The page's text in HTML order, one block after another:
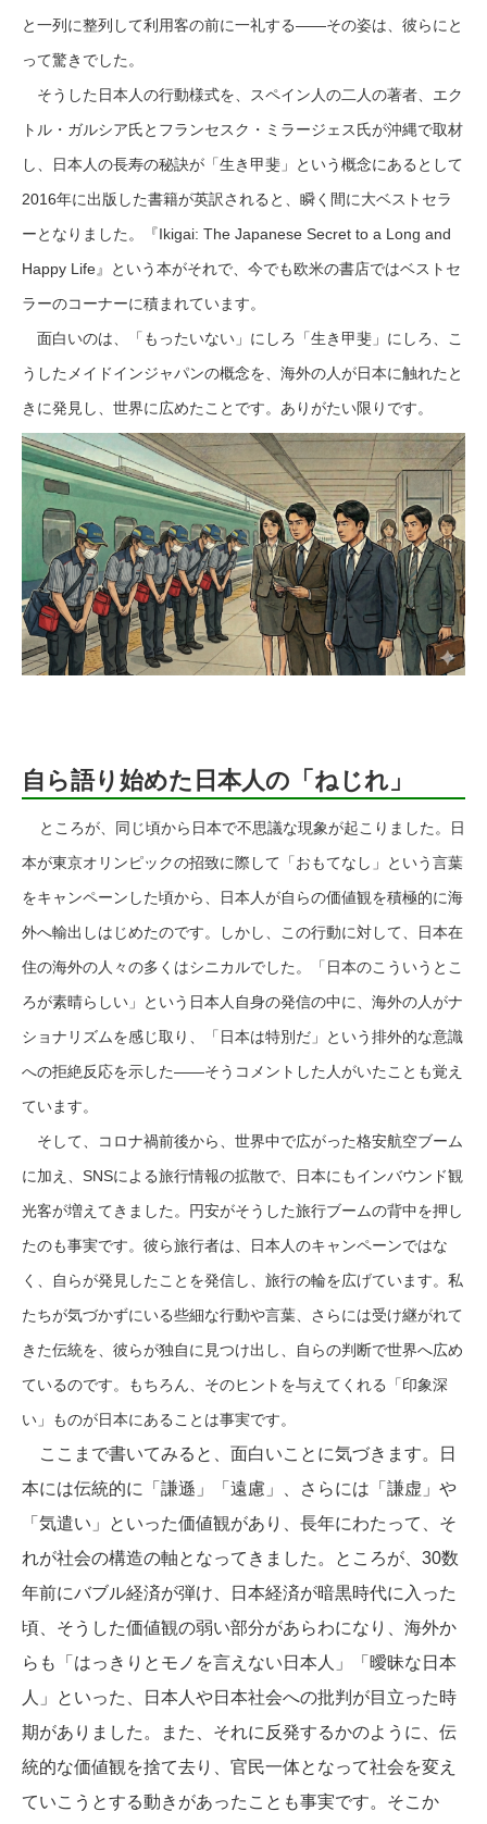
と一列に整列して利用客の前に一礼する——その姿は、彼らにと
って驚きでした。
そうした日本人の行動様式を、スペイン人の二人の著者、エク
トル・ガルシア氏とフランセスク・ミラージェス氏が沖縄で取材
し、日本人の長寿の秘訣が「生き甲斐」という概念にあるとして
2016年に出版した書籍が英訳されると、瞬く間に大ベストセラ
ーとなりました。『Ikigai: The Japanese Secret to a Long and
Happy Life』という本がそれで、今でも欧米の書店ではベストセ
ラーのコーナーに積まれています。
面白いのは、「もったいない」にしろ「生き甲斐」にしろ、こ
うしたメイドインジャパンの概念を、海外の人が日本に触れたと
きに発見し、世界に広めたことです。ありがたい限りです。
自ら語り始めた日本人の「ねじれ」
ところが、同じ頃から日本で不思議な現象が起こりました。日
本が東京オリンピックの招致に際して「おもてなし」という言葉
をキャンペーンした頃から、日本人が自らの価値観を積極的に海
外へ輸出しはじめたのです。しかし、この行動に対して、日本在
住の海外の人々の多くはシニカルでした。「日本のこういうとこ
ろが素晴らしい」という日本人自身の発信の中に、海外の人がナ
ショナリズムを感じ取り、「日本は特別だ」という排外的な意識
への拒絶反応を示した——そうコメントした人がいたことも覚え
ています。
そして、コロナ禍前後から、世界中で広がった格安航空ブーム
に加え、SNSによる旅行情報の拡散で、日本にもインバウンド観
光客が増えてきました。円安がそうした旅行ブームの背中を押し
たのも事実です。彼ら旅行者は、日本人のキャンペーンではな
く、自らが発見したことを発信し、旅行の輪を広げています。私
たちが気づかずにいる些細な行動や言葉、さらには受け継がれて
きた伝統を、彼らが独自に見つけ出し、自らの判断で世界へ広め
ているのです。もちろん、そのヒントを与えてくれる「印象深
い」ものが日本にあることは事実です。
ここまで書いてみると、面白いことに気づきます。
日
本には伝統的に「謙遜」「遠慮」、さらには「謙虚」や
「気遣い」といった価値観があり、長年にわたって、そ
れが社会の構造の軸となってきました。ところが、30数
年前にバブル経済が弾け、日本経済が暗黒時代に入った
頃、そうした価値観の弱い部分があらわになり、海外か
らも「はっきりとモノを言えない日本人」「曖昧な日本
人」といった、日本人や日本社会への批判が目立った時
期がありました。また、それに反発するかのように、伝
統的な価値観を捨て去り、官民一体となって社会を変え
ていこうとする動きがあったことも事実です。そこか